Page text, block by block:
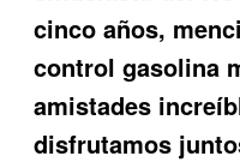
cinco años,
control gasolina
amistades
disfrutamos